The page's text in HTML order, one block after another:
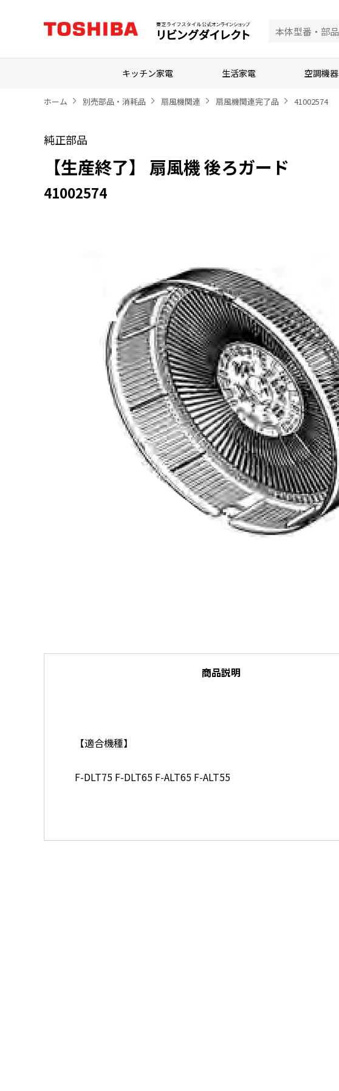
キッチン家電 生活家電 空調機器
ホーム 別売部品・消耗品 扇風機関連 扇風機関連完了品 41002574
純正部品
【生産終了】 扇風機 後ろガード
41002574
商品説明
【適合機種】
F-DLT75 F-DLT65 F-ALT65 F-ALT55